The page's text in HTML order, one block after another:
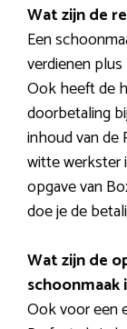
Wat zijn de
Een
verdienen
Ook heeft de
doorbetaling
inhoud van de
witte werkster
opgave van
doe je de
Wat zijn de
Ook voor een